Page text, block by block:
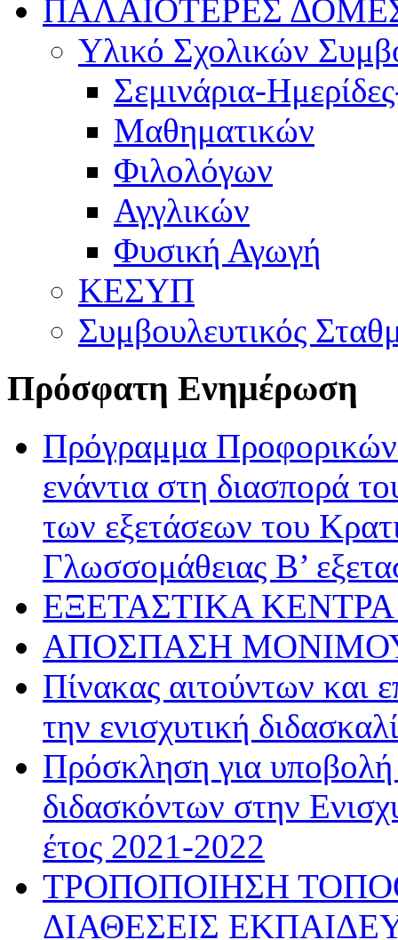
ΠΑΛΑΙΟΤΕΡΕΣ
Υλικό Σχολικών
Σεμινάρια-
Μαθηματικών
Φιλολόγων
Αγγλικών
Φυσική Αγωγή
ΚΕΣΥΠ
Συμβουλευτικός
Πρόσφατη Ενημέρωση
Πρόγραμμα
ενάντια στη διασπορά
των εξετάσεων του
Γλωσσομάθειας Β’
ΕΞΕΤΑΣΤΙΚΑ
ΑΠΟΣΠΑΣΗ
Πίνακας αιτούντων και
την ενισχυτική
Πρόσκληση για
διδασκόντων στην
έτος 2021-2022
ΤΡΟΠΟΠΟΙΗΣΗ
ΔΙΑΘΕΣΕΙΣ